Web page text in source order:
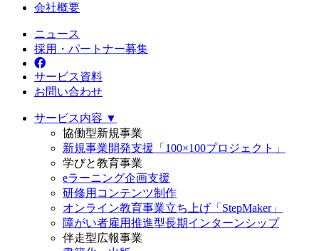
会社概要
ニュース
採用・パートナー募集
サービス資料
お問い合わせ
サービス内容 ▼
協働型新規事業
新規事業開発支援「100×100プロジェクト」
学びと教育事業
eラーニング企画支援
研修用コンテンツ制作
オンライン教育事業立ち上げ「StepMaker」
障がい者雇用推進型長期インターンシップ
伴走型広報事業